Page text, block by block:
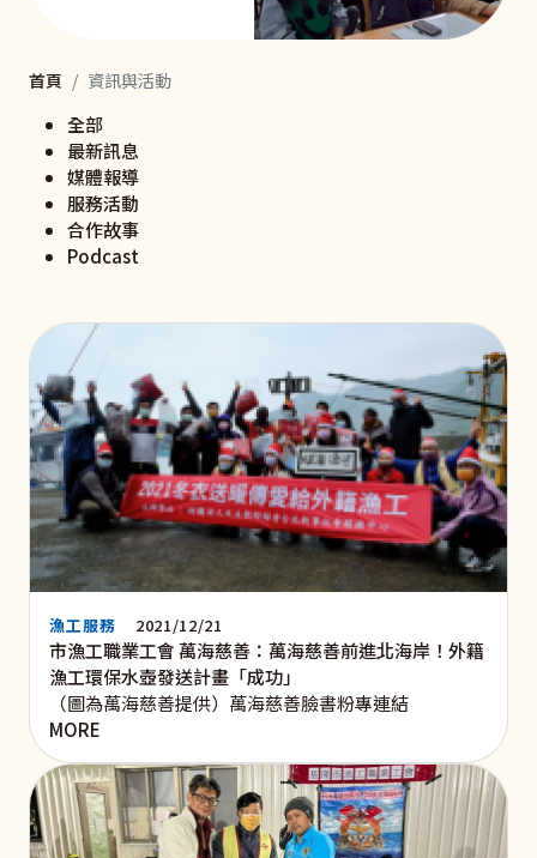
首頁 資訊與活動
全部
最新訊息
媒體報導
服務活動
合作故事
Podcast
漁工服務 2021/12/21
市漁工職業工會 萬海慈善：萬海慈善前進北海岸！外籍
漁工環保水壺發送計畫「成功」
（圖為萬海慈善提供）萬海慈善臉書粉專連結
MORE